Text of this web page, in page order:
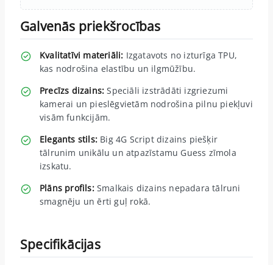
Galvenās priekšrocības
Kvalitatīvi materiāli: Izgatavots no izturīga TPU,
kas nodrošina elastību un ilgmūžību.
Precīzs dizains: Speciāli izstrādāti izgriezumi
kamerai un pieslēgvietām nodrošina pilnu piekļuvi
visām funkcijām.
Elegants stils: Big 4G Script dizains piešķir
tālrunim unikālu un atpazīstamu Guess zīmola
izskatu.
Plāns profils:Smalkais dizains nepadara tālruni
smagnēju un ērti guļ rokā.
Specifikācijas